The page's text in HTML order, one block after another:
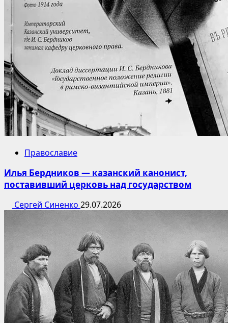
Православие
Илья Бердников — казанский канонист,
поставивший церковь над государством
Сергей Синенко 29.07.2026